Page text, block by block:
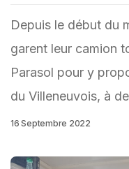
Depuis le début du
garent leur camion
Parasol pour y
du Villeneuvois, à
16 Septembre 2022